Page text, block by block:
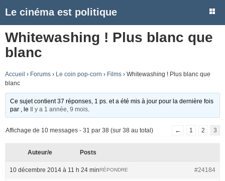
Le cinéma est politique
Whitewashing ! Plus blanc que
blanc
Accueil › Forums › Le coin pop-corn › Films › Whitewashing ! Plus blanc que
blanc
Ce sujet contient 37 réponses, 1 ps. et a été mis à jour pour la dernière fois
par
, le Il y a 1 année, 9 mois
Affichage de 10 messages - 31 par 38 (sur 38 au total) ← 1 2 3
Auteur/e Posts
10 décembre 2014 à 11 h 24 min #24184
RÉPONDRE